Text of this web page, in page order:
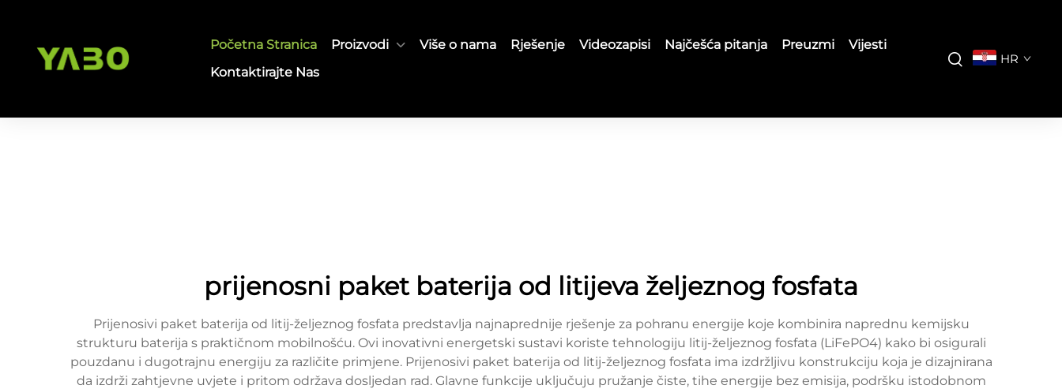
Početna Stranica Proizvodi Više o nama Rješenje Videozapisi Najčešća pitanja Preuzmi
Vijesti
Kontaktirajte Nas
HR
prijenosni paket baterija od litijeva željeznog fosfata
Prijenosivi paket baterija od litij-željeznog fosfata predstavlja najnaprednije rješenje za pohranu energije koje kombinira naprednu kemijsku
strukturu baterija s praktičnom mobilnošću. Ovi inovativni energetski sustavi koriste tehnologiju litij-željeznog fosfata (LiFePO4) kako bi osigurali
pouzdanu i dugotrajnu energiju za različite primjene. Prijenosivi paket baterija od litij-željeznog fosfata ima izdržljivu konstrukciju koja je dizajnirana
da izdrži zahtjevne uvjete i pritom održava dosljedan rad. Glavne funkcije uključuju pružanje čiste, tihe energije bez emisija, podršku istodobnom